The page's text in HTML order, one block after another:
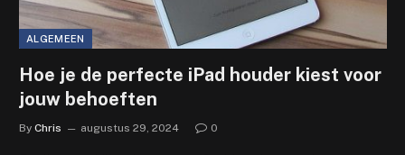
ALGEMEEN
Hoe je de perfecte iPad houder kiest voor
jouw behoeften
By Chris augustus 29, 2024 0